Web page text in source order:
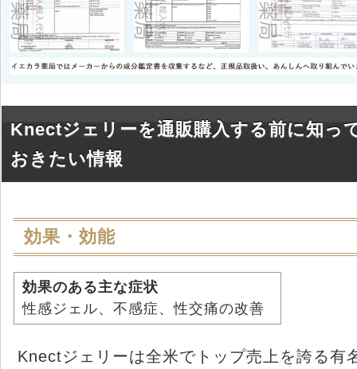
Knectジェリーを通販購入する前に知っ
おきたい情報
効果・効能
効果のある主な症状
性感ジェル、不感症、性交痛の改善
Knectジェリーは全米でトップ売上を誇る有